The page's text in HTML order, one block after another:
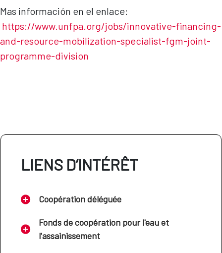
Mas información en el enlace:
https://www.unfpa.org/jobs/innovative-financing-
and-resource-mobilization-specialist-fgm-joint-
programme-division
LIENS D’INTÉRÊT
Coopération déléguée
Fonds de coopération pour l'eau et
l'assainissement